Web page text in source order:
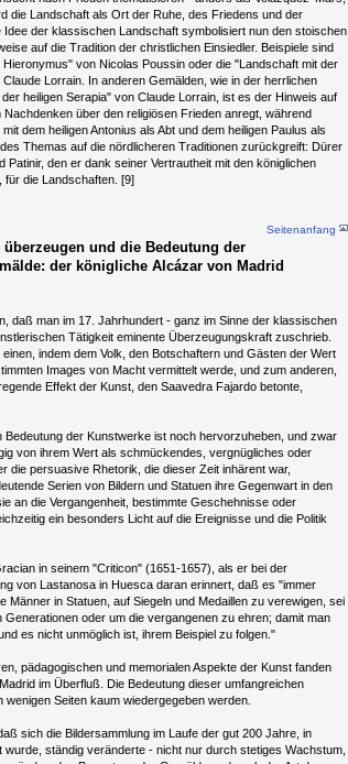
die Landschaft als Ort der Ruhe, des Friedens und der
Idee der klassischen Landschaft symbolisiert nun den stoischen
auf die Tradition der christlichen Einsiedler. Beispiele sind
von Nicolas Poussin oder die "Landschaft mit der
Lorrain. In anderen Gemälden, wie in der herrlichen
heiligen Serapia" von Claude Lorrain, ist es der Hinweis auf
über den religiösen Frieden anregt, während
dem heiligen Antonius als Abt und dem heiligen Paulus als
Themas auf die nördlicheren Traditionen zurückgreift: Dürer
Patinir, den er dank seiner Vertrautheit mit den königlichen
für die Landschaften. [9]
Seitenanfang
überzeugen und die Bedeutung der
der königliche Alcázar von Madrid
daß man im 17. Jahrhundert - ganz im Sinne der klassischen
Tätigkeit eminente Überzeugungskraft zuschrieb.
indem dem Volk, den Botschaftern und Gästen der Wert
Images von Macht vermittelt werde, und zum anderen,
Effekt der Kunst, den Saavedra Fajardo betonte,
Bedeutung der Kunstwerke ist noch hervorzuheben, und zwar
von ihrem Wert als schmückendes, vergnügliches oder
die persuasive Rhetorik, die dieser Zeit inhärent war,
Serien von Bildern und Statuen ihre Gegenwart in den
an die Vergangenheit, bestimmte Geschehnisse oder
ein besonders Licht auf die Ereignisse und die Politik
in seinem "Criticon" (1651-1657), als er bei der
von Lastanosa in Huesca daran erinnert, daß es "immer
Männer in Statuen, auf Siegeln und Medaillen zu verewigen, sei
Generationen oder um die vergangenen zu ehren; damit man
es nicht unmöglich ist, ihrem Beispiel zu folgen."
pädagogischen und memorialen Aspekte der Kunst fanden
im Überfluß. Die Bedeutung dieser umfangreichen
Seiten kaum wiedergegeben werden.
sich die Bildersammlung im Laufe der gut 200 Jahre, in
wurde, ständig veränderte - nicht nur durch stetiges Wachstum,